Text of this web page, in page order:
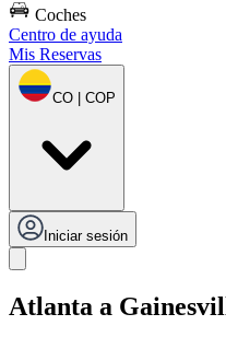
Coches
Centro de ayuda
Mis Reservas
CO | COP
Iniciar sesión
Atlanta a